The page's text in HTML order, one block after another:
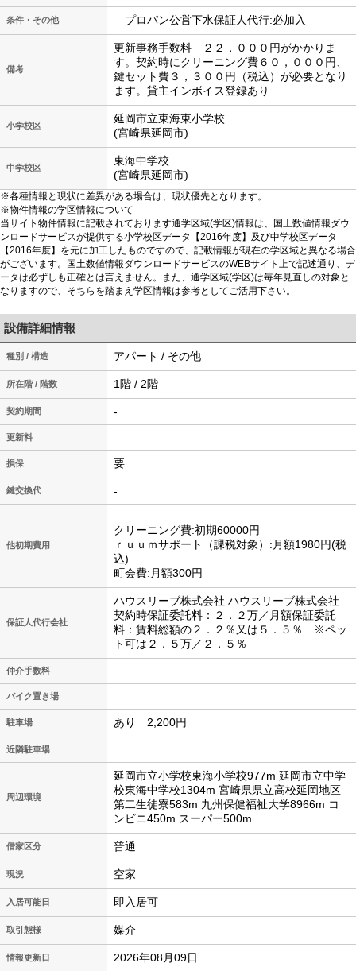
条件・その他 プロパン公営下水保証人代行:必加入
備考
更新事務手数料 ２２，０００円がかかりま
す。契約時にクリーニング費６０，０００円、
鍵セット費３，３００円（税込）が必要となり
ます。貸主インボイス登録あり
小学校区
延岡市立東海東小学校
(宮崎県延岡市)
中学校区
東海中学校
(宮崎県延岡市)
※各種情報と現状に差異がある場合は、現状優先となります。
※物件情報の学区情報について
当サイト物件情報に記載されております通学区域(学区)情報は、国土数値情報ダウ
ンロードサービスが提供する小学校区データ【2016年度】及び中学校区データ
【2016年度】を元に加工したものですので、記載情報が現在の学区域と異なる場合
がございます。国土数値情報ダウンロードサービスのWEBサイト上で記述通り、デ
ータは必ずしも正確とは言えません。また、通学区域(学区)は毎年見直しの対象と
なりますので、そちらを踏まえ学区情報は参考としてご活用下さい。
設備詳細情報
種別 / 構造 アパート / その他
所在階 / 階数 1階 / 2階
契約期間 -
更新料
損保 要
鍵交換代 -
他初期費用
クリーニング費:初期60000円
ｒｕｕｍサポート（課税対象）:月額1980円(税
込)
町会費:月額300円
保証人代行会社
ハウスリーブ株式会社 ハウスリーブ株式会社
契約時保証委託料：２．２万／月額保証委託
料：賃料総額の２．２％又は５．５％ ※ペッ
ト可は２．５万／２．５％
仲介手数料
バイク置き場
駐車場 あり 2,200円
近隣駐車場
周辺環境
延岡市立小学校東海小学校977m 延岡市立中学
校東海中学校1304m 宮崎県県立高校延岡地区
第二生徒寮583m 九州保健福祉大学8966m コ
ンビニ450m スーパー500m
借家区分 普通
現況 空家
入居可能日 即入居可
取引態様 媒介
情報更新日 2026年08月09日